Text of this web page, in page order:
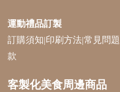
運動禮品訂製
訂購須知|印刷方法|常見問題
款
客製化美食周邊商品